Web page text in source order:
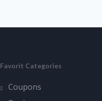
Favorit Categories
Coupons